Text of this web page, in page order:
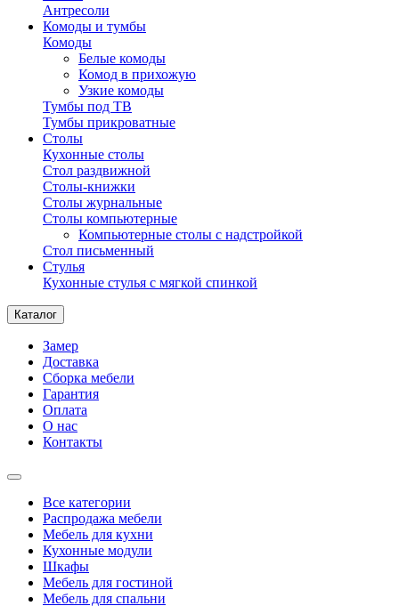
Антресоли
Комоды и тумбы
Комоды
Белые комоды
Комод в прихожую
Узкие комоды
Тумбы под ТВ
Тумбы прикроватные
Столы
Кухонные столы
Стол раздвижной
Столы-книжки
Столы журнальные
Столы компьютерные
Компьютерные столы с надстройкой
Стол письменный
Стулья
Кухонные стулья с мягкой спинкой
Каталог
Замер
Доставка
Сборка мебели
Гарантия
Оплата
О нас
Контакты
Все категории
Распродажа мебели
Мебель для кухни
Кухонные модули
Шкафы
Мебель для гостиной
Мебель для спальни